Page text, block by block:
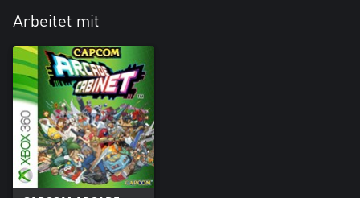
Arbeitet mit